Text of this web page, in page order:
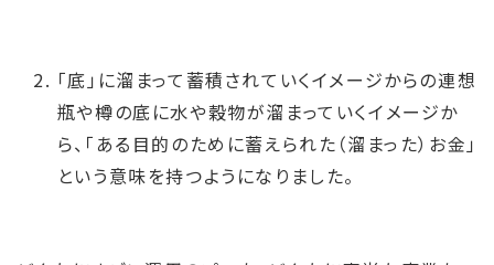
「底」に溜まって蓄積されていくイメージからの連想
瓶や樽の底に水や穀物が溜まっていくイメージか
ら、「ある目的のために蓄えられた（溜まった）お金」
という意味を持つようになりました。